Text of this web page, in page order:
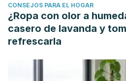
CONSEJOS PARA EL HOGAR
¿Ropa con olor a
casero de lavanda y
refrescarla